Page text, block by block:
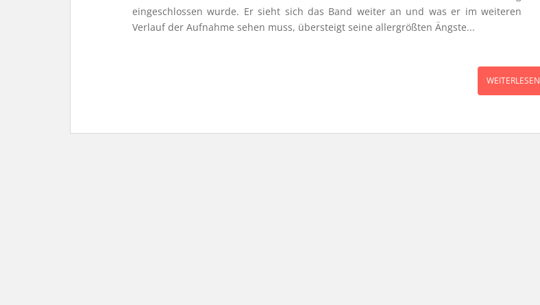
eingeschlossen wurde. Er sieht sich das Band weiter an und was er im weiteren
Verlauf der Aufnahme sehen muss, übersteigt seine allergrößten Ängste...
WEITERLESEN